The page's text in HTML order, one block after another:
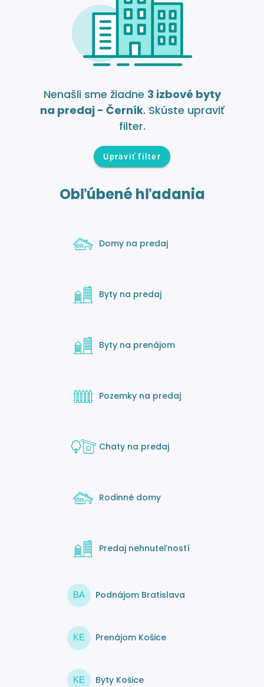
Nenašli sme žiadne 3 izbové byty
na predaj - Černík. Skúste upraviť
filter.
Upraviť filter
Obľúbené hľadania
Domy na predaj
Byty na predaj
Byty na prenájom
Pozemky na predaj
Chaty na predaj
Rodinné domy
Predaj nehnuteľností
BA Podnájom Bratislava
KE Prenájom Košice
KE Byty Košice